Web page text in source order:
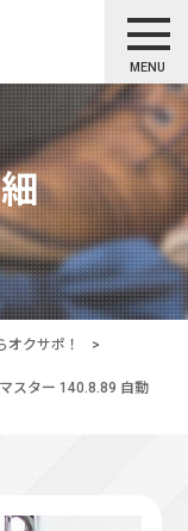
MENU
クサポ！
>
スター 140.8.89 自動